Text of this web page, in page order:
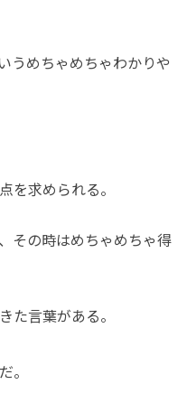
うめちゃめちゃわかりや
を求められる。
その時はめちゃめちゃ得
た言葉がある。